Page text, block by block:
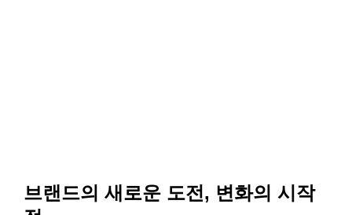
브랜드의 새로운 도전, 변화의 시작